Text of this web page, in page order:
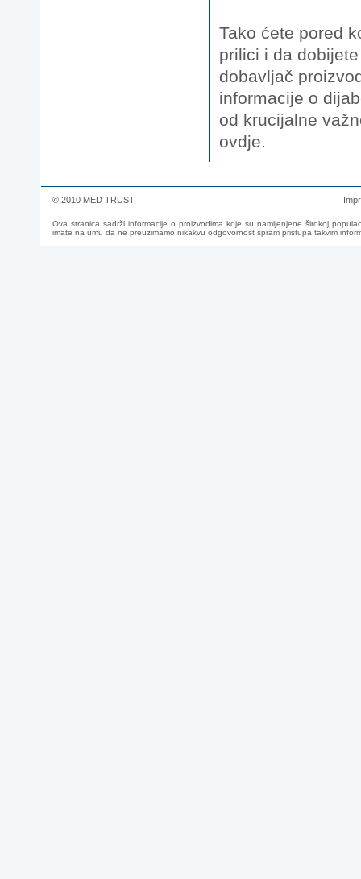
Tako ćete pored
prilici i da
dobavljač
informacije o
od krucijalne
ovdje.
© 2010 MED TRUST
Ova stranica sadrži informacije o proizvodima koje su namijenjene širokoj
imate na umu da ne preuzimamo nikakvu odgovornost spram pristupa takvim